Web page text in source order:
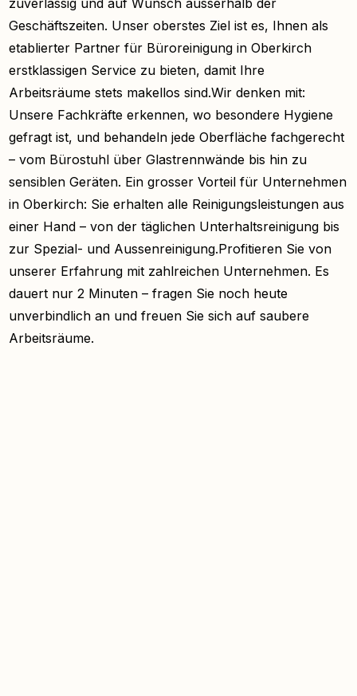
Geschäftszeiten. Unser oberstes Ziel ist es, Ihnen als
etablierter Partner für Büroreinigung in Oberkirch
erstklassigen Service zu bieten, damit Ihre
Arbeitsräume stets makellos sind.Wir denken mit:
Unsere Fachkräfte erkennen, wo besondere Hygiene
gefragt ist, und behandeln jede Oberfläche fachgerecht
– vom Bürostuhl über Glastrennwände bis hin zu
sensiblen Geräten. Ein grosser Vorteil für Unternehmen
in Oberkirch: Sie erhalten alle Reinigungsleistungen aus
einer Hand – von der täglichen Unterhaltsreinigung bis
zur Spezial- und Aussenreinigung.Profitieren Sie von
unserer Erfahrung mit zahlreichen Unternehmen. Es
dauert nur 2 Minuten – fragen Sie noch heute
unverbindlich an und freuen Sie sich auf saubere
Arbeitsräume.